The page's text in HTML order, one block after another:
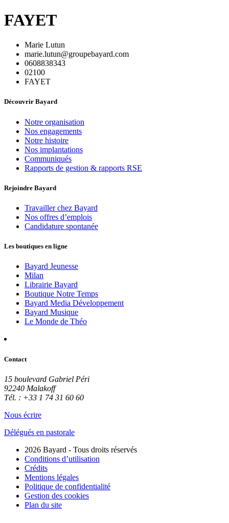
FAYET
Marie Lutun
marie.lutun@groupebayard.com
0608838343
02100
FAYET
Découvrir Bayard
Notre organisation
Nos engagements
Notre histoire
Nos implantations
Communiqués
Rapports de gestion & rapports RSE
Rejoindre Bayard
Travailler chez Bayard
Nos offres d’emplois
Candidature spontanée
Les boutiques en ligne
Bayard Jeunesse
Milan
Librairie Bayard
Boutique Notre Temps
Bayard Media Développement
Bayard Musique
Le Monde de Théo
Contact
15 boulevard Gabriel Péri
92240 Malakoff
Tél. : +33 1 74 31 60 60
Nous écrire
Délégués en pastorale
2026 Bayard - Tous droits réservés
Conditions d’utilisation
Crédits
Mentions légales
Politique de confidentialité
Gestion des cookies
Plan du site